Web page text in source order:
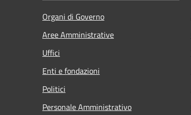
Organi di Governo
Aree Amministrative
Uffici
Enti e fondazioni
Politici
Personale Amministrativo